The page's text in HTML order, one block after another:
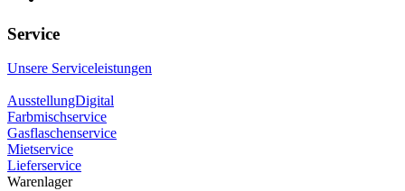
Service
Unsere Serviceleistungen
AusstellungDigital
Farbmischservice
Gasflaschenservice
Mietservice
Lieferservice
Warenlager